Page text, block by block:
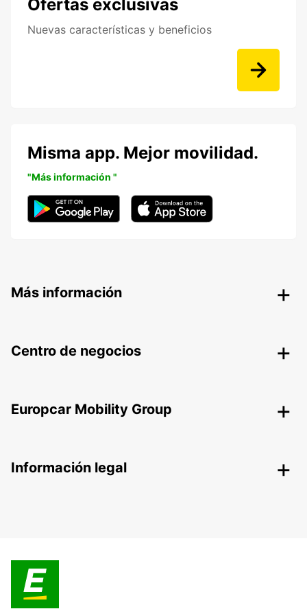
Ofertas exclusivas
Nuevas características y beneficios
Misma app. Mejor movilidad.
"Más información "
Más información
Centro de negocios
Europcar Mobility Group
Información legal